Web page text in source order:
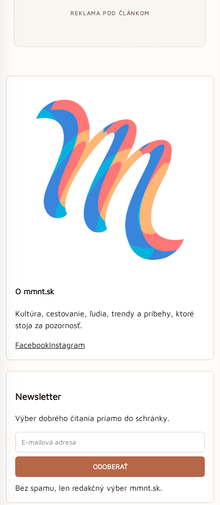
REKLAMA POD ČLÁNKOM
O mmnt.sk
Kultúra, cestovanie, ľudia, trendy a príbehy, ktoré
stoja za pozornosť.
FacebookInstagram
Newsletter
Výber dobrého čítania priamo do schránky.
ODOBERAŤ
Bez spamu, len redakčný výber mmnt.sk.